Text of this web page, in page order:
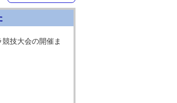
技大会の開催ま